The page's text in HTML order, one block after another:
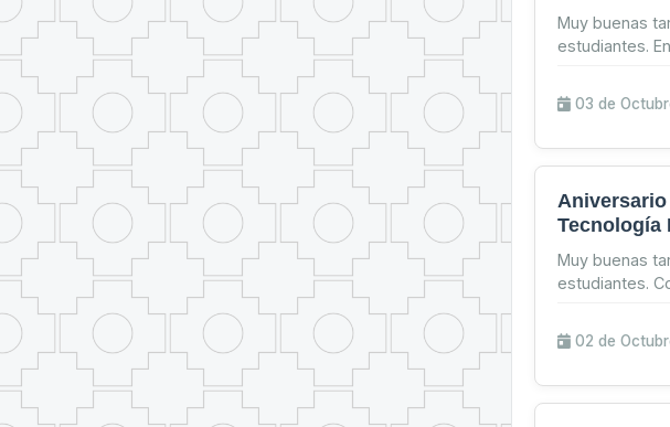
Muy buenas
estudiantes.
Médica,
03 de
Aniversario
Tecnología
Muy buenas
estudiantes.
preparado
02 de